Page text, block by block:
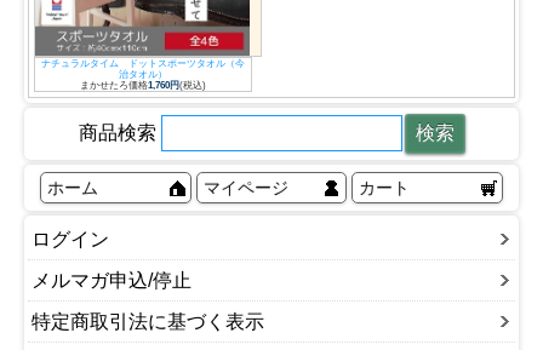
ナチュラルタイム ドットスポーツタオル（今
治タオル）
まかせたろ価格1,760円(税込)
商品検索
ホーム マイページ カート
ログイン
メルマガ申込/停止
特定商取引法に基づく表示